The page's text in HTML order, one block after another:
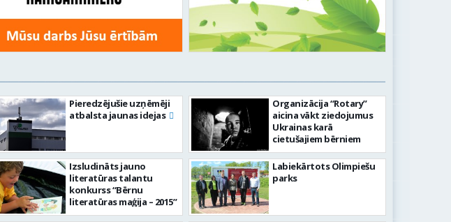
Pieredzējušie uzņēmēji
atbalsta jaunas idejas
Izsludināts jauno
literatūras talantu
konkurss “Bērnu
literatūras maģija – 2015”
Organizācija “Rotary”
aicina vākt ziedojumus
Ukrainas karā
cietušajiem bērniem
Labiekārtots Olimpiešu
parks